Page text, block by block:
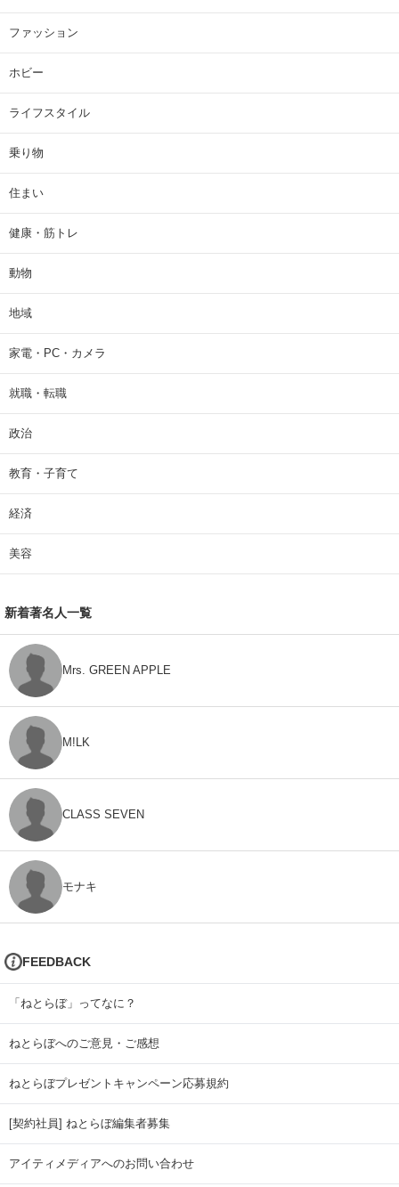
ファッション
ホビー
ライフスタイル
乗り物
住まい
健康・筋トレ
動物
地域
家電・PC・カメラ
就職・転職
政治
教育・子育て
経済
美容
新着著名人一覧
Mrs. GREEN APPLE
M!LK
CLASS SEVEN
モナキ
FEEDBACK
「ねとらぼ」ってなに？
ねとらぼへのご意見・ご感想
ねとらぼプレゼントキャンペーン応募規約
[契約社員] ねとらぼ編集者募集
アイティメディアへのお問い合わせ